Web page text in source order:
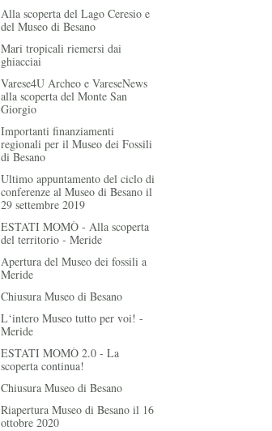
Alla scoperta del Lago Ceresio e
del Museo di Besano
Mari tropicali riemersi dai
ghiacciai
Varese4U Archeo e VareseNews
alla scoperta del Monte San
Giorgio
Importanti finanziamenti
regionali per il Museo dei Fossili
di Besano
Ultimo appuntamento del ciclo di
conferenze al Museo di Besano il
29 settembre 2019
ESTATI MOMÒ - Alla scoperta
del territorio - Meride
Apertura del Museo dei fossili a
Meride
Chiusura Museo di Besano
L‘intero Museo tutto per voi! -
Meride
ESTATI MOMÒ 2.0 - La
scoperta continua!
Chiusura Museo di Besano
Riapertura Museo di Besano il 16
ottobre 2020